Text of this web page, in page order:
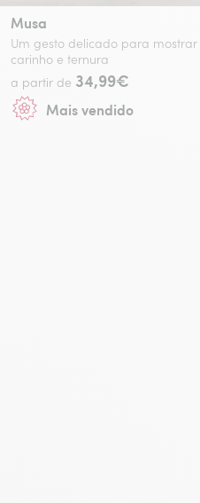
Musa
Um gesto delicado para mostrar
carinho e ternura
a partir de 34,99€
Mais vendido